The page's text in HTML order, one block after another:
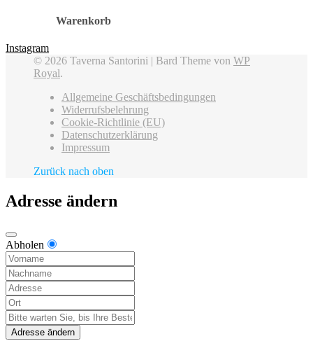
Warenkorb
Instagram
© 2026 Taverna Santorini | Bard Theme von WP
Royal.
Allgemeine Geschäftsbedingungen
Widerrufsbelehrung
Cookie-Richtlinie (EU)
Datenschutzerklärung
Impressum
Zurück nach oben
Adresse ändern
Abholen
Adresse ändern